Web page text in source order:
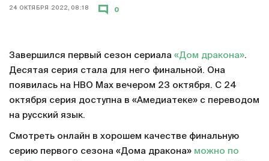
24 ОКТЯБРЯ 2022, 08:18 0
Завершился первый сезон сериала «Дом дракона».
Десятая серия стала для него финальной. Она
появилась на HBO Max вечером 23 октября. С 24
октября серия доступна в «Амедиатеке» с переводом
на русский язык.
Смотреть онлайн в хорошем качестве финальную
серию первого сезона «Дома дракона» можно по